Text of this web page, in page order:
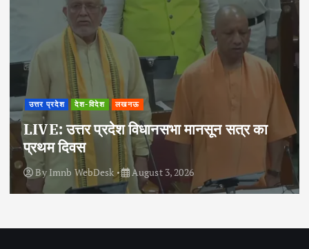
उत्तर प्रदेश देश-विदेश लखनऊ
LIVE: उत्तर प्रदेश विधानसभा मानसून सत्र का
प्रथम दिवस
ByImnb WebDesk August 3, 2026